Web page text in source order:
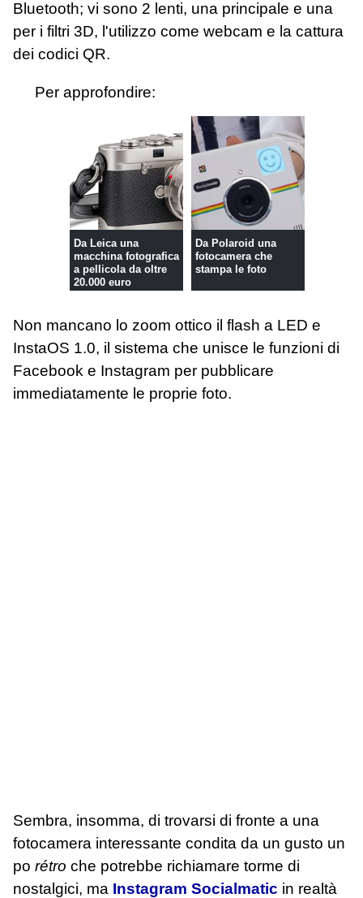
Bluetooth; vi sono 2 lenti, una principale e una
per i filtri 3D, l'utilizzo come webcam e la cattura
dei codici QR.
Per approfondire:
Da Leica una
macchina fotografica
a pellicola da oltre
20.000 euro
Da Polaroid una
fotocamera che
stampa le foto
Non mancano lo zoom ottico il flash a LED e
InstaOS 1.0, il sistema che unisce le funzioni di
Facebook e Instagram per pubblicare
immediatamente le proprie foto.
Sembra, insomma, di trovarsi di fronte a una
fotocamera interessante condita da un gusto un
po rétro che potrebbe richiamare torme di
nostalgici, ma Instagram Socialmatic in realtà